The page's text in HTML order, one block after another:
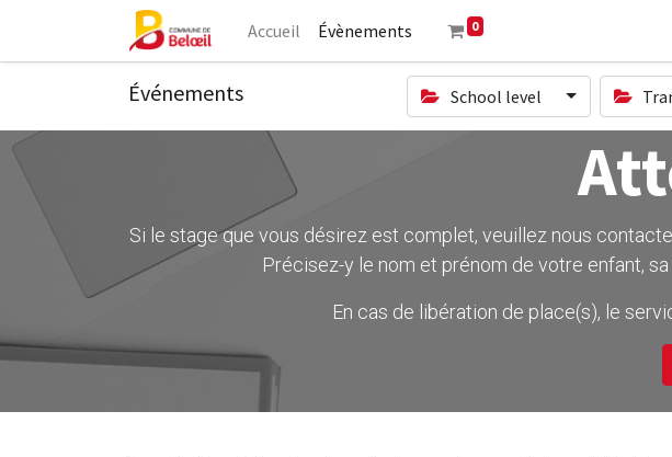
Accueil Évènements 0
Événements School level
Si le stage que vous désirez est complet, veuillez nous
Précisez-y le nom et prénom de votre enfant,
En cas de libération de place(s), le